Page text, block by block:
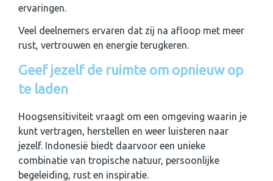
ervaringen.
Veel deelnemers ervaren dat zij na afloop met meer
rust, vertrouwen en energie terugkeren.
Geef jezelf de ruimte om opnieuw op
te laden
Hoogsensitiviteit vraagt om een omgeving waarin je
kunt vertragen, herstellen en weer luisteren naar
jezelf. Indonesië biedt daarvoor een unieke
combinatie van tropische natuur, persoonlijke
begeleiding, rust en inspiratie.